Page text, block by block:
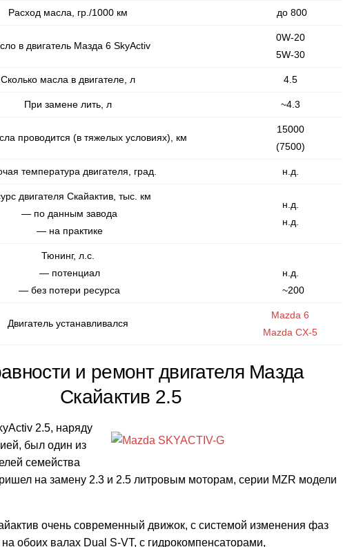
Расход масла, гр./1000 км до 800
в двигатель Мазда 6 SkyActiv
0W-20
5W-30
Сколько масла в двигателе, л 4.5
При замене лить, л ~4.3
проводится (в тяжелых условиях), км
15000
(7500)
температура двигателя, град. н.д.
двигателя Скайактив, тыс. км
— по данным завода
— на практике
н.д.
н.д.
Тюнинг, л.с.
— потенциал
— без потери ресурса
н.д.
~200
Двигатель устанавливался
Mazda 6
Mazda CX-5
и ремонт двигателя Мазда
Скайактив 2.5
2.5, наряду
был один из
семейства
на замену 2.3 и 2.5 литровым моторам, серии MZR модели
очень современный движок, с системой изменения фаз
обоих валах Dual S-VT, с гидрокомпенсаторами,